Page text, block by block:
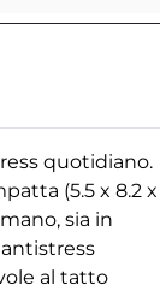
quotidiano.
(5.5 x 8.2 x
sia in
al tatto